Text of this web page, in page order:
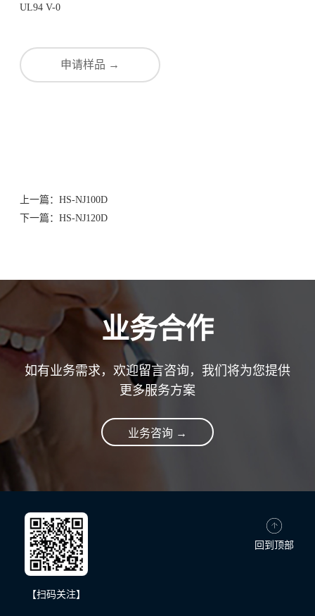
UL94 V-0
申请样品 →
上一篇： HS-NJ100D
下一篇： HS-NJ120D
业务合作
如有业务需求，欢迎留言咨询，我们将为您提供
更多服务方案
业务咨询 →
【扫码关注】
回到顶部